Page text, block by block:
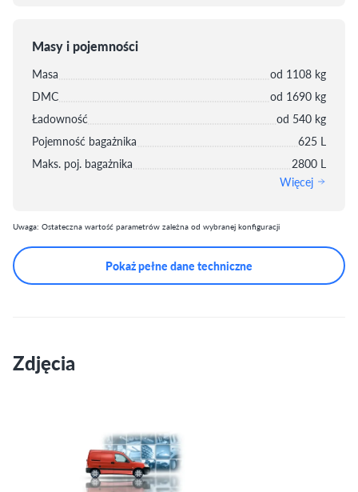
Masy i pojemności
Masa
od 1108 kg
DMC
od 1690 kg
Ładowność
od 540 kg
Pojemność bagażnika
625 L
Maks. poj. bagażnika
2800 L
Więcej
Uwaga: Ostateczna wartość parametrów zależna od wybranej konfiguracji
Pokaż pełne dane techniczne
Zdjęcia